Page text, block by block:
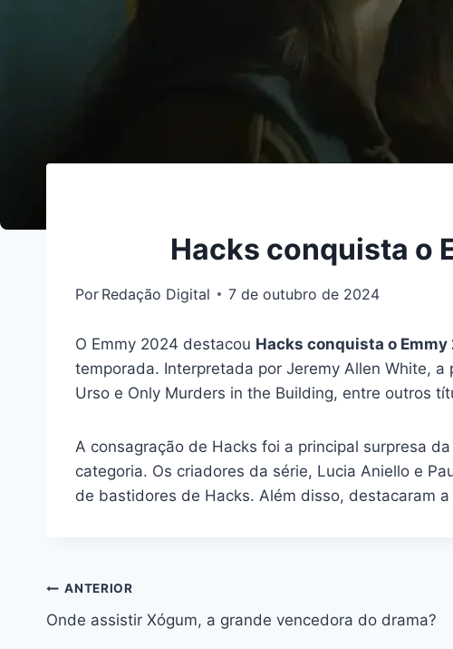
Hacks conquista o
Por Redação Digital 7 de outubro de 2024
O Emmy 2024 destacou Hacks conquista o
temporada. Interpretada por Jeremy Allen White,
Urso e Only Murders in the Building, entre outros
A consagração de Hacks foi a principal surpresa
categoria. Os criadores da série, Lucia Aniello e
de bastidores de Hacks. Além disso, destacaram
Navegação
de
ANTERIOR
Onde assistir Xógum, a grande vencedora do drama?